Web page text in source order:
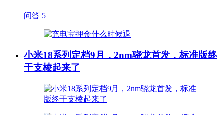
问答 5
小米18系列定档9月，2nm骁龙首发，标准版终
于支棱起来了